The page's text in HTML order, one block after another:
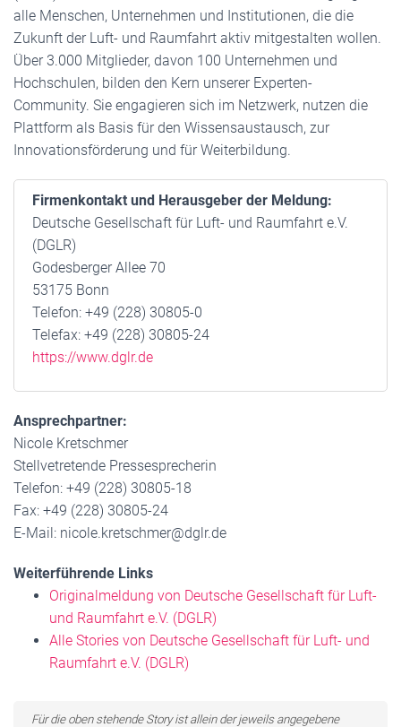
alle Menschen, Unternehmen und Institutionen, die die
Zukunft der Luft- und Raumfahrt aktiv mitgestalten wollen.
Über 3.000 Mitglieder, davon 100 Unternehmen und
Hochschulen, bilden den Kern unserer Experten-
Community. Sie engagieren sich im Netzwerk, nutzen die
Plattform als Basis für den Wissensaustausch, zur
Innovationsförderung und für Weiterbildung.
Firmenkontakt und Herausgeber der Meldung:
Deutsche Gesellschaft für Luft- und Raumfahrt e.V.
(DGLR)
Godesberger Allee 70
53175 Bonn
Telefon: +49 (228) 30805-0
Telefax: +49 (228) 30805-24
https://www.dglr.de
Ansprechpartner:
Nicole Kretschmer
Stellvetretende Pressesprecherin
Telefon: +49 (228) 30805-18
Fax: +49 (228) 30805-24
E-Mail: nicole.kretschmer@dglr.de
Weiterführende Links
Originalmeldung von Deutsche Gesellschaft für Luft-
und Raumfahrt e.V. (DGLR)
Alle Stories von Deutsche Gesellschaft für Luft- und
Raumfahrt e.V. (DGLR)
Für die oben stehende Story ist allein der jeweils angegebene